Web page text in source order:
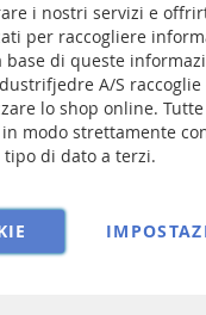
Iscriviti
alla
nostra
i nostri servizi e
per raccogliere
di queste
A/S
lo shop online.
modo strettamente
di dato a terzi.